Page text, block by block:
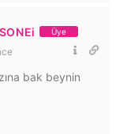
Üye
bak beynin